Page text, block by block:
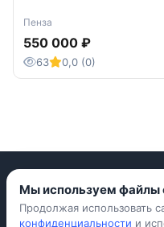
Пенза
550 000 ₽
63 0,0 (0)
Мы используем файлы
Продолжая использовать
конфиденциальности и